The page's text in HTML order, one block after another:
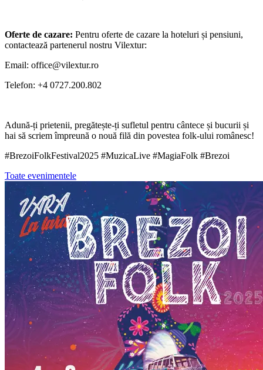
Oferte de cazare: Pentru oferte de cazare la hoteluri și pensiuni,
contactează partenerul nostru Vilextur:
Email: office@vilextur.ro
Telefon: +4 0727.200.802
Adună-ți prietenii, pregătește-ți sufletul pentru cântece și bucurii și
hai să scriem împreună o nouă filă din povestea folk-ului românesc!
#BrezoiFolkFestival2025 #MuzicaLive #MagiaFolk #Brezoi
Toate evenimentele